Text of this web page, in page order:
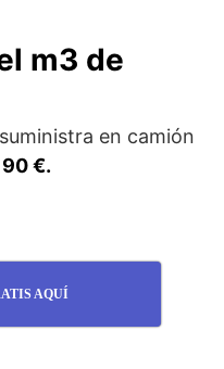
m3 de
en camión
90 €.
AQUÍ